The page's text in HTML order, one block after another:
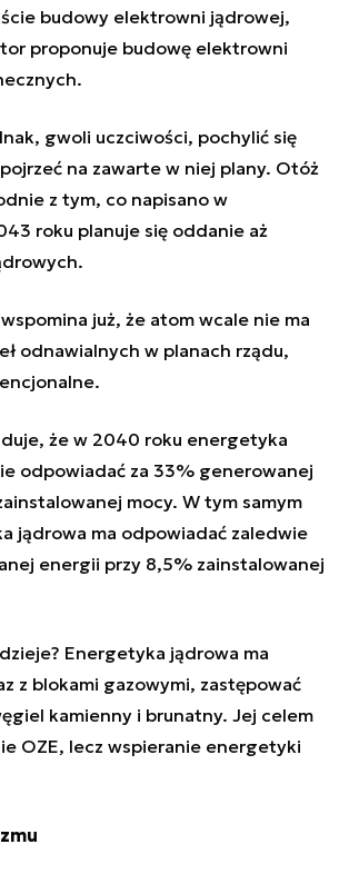
budowy elektrowni jądrowej,
proponuje budowę elektrowni
gwoli uczciwości, pochylić się
na zawarte w niej plany. Otóż
z tym, co napisano w
roku planuje się oddanie aż
już, że atom wcale nie ma
odnawialnych w planach rządu,
że w 2040 roku energetyka
odpowiadać za 33% generowanej
mocy. W tym samym
jądrowa ma odpowiadać zaledwie
energii przy 8,5% zainstalowanej
Energetyka jądrowa ma
z blokami gazowymi, zastępować
kamienny i brunatny. Jej celem
OZE, lecz wspieranie energetyki